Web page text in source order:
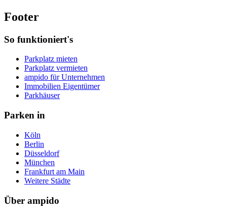
Footer
So funktioniert's
Parkplatz mieten
Parkplatz vermieten
ampido für Unternehmen
Immobilien Eigentümer
Parkhäuser
Parken in
Köln
Berlin
Düsseldorf
München
Frankfurt am Main
Weitere Städte
Über ampido